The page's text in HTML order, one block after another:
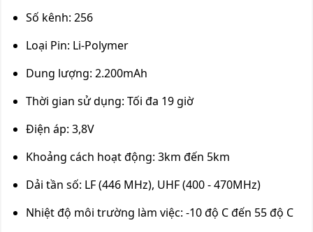
Số kênh: 256
Loại Pin: Li-Polymer
Dung lượng: 2.200mAh
Thời gian sử dụng: Tối đa 19 giờ
Điện áp: 3,8V
Khoảng cách hoạt động: 3km đến 5km
Dải tần số: LF (446 MHz), UHF (400 - 470MHz)
Nhiệt độ môi trường làm việc: -10 độ C đến 55 độ C